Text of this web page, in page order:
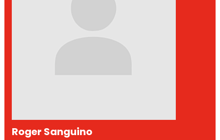
Roger Sanguino